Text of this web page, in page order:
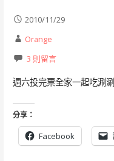
2010/11/29
Orange
3 則留言
週六投完票全家一起吃涮
分享：
Facebook